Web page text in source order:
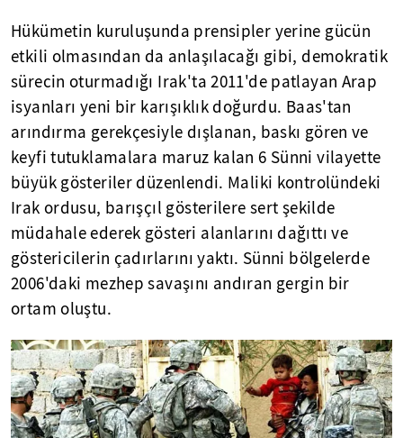
Hükümetin kuruluşunda prensipler yerine gücün
etkili olmasından da anlaşılacağı gibi, demokratik
sürecin oturmadığı Irak'ta 2011'de patlayan Arap
isyanları yeni bir karışıklık doğurdu. Baas'tan
arındırma gerekçesiyle dışlanan, baskı gören ve
keyfi tutuklamalara maruz kalan 6 Sünni vilayette
büyük gösteriler düzenlendi. Maliki kontrolündeki
Irak ordusu, barışçıl gösterilere sert şekilde
müdahale ederek gösteri alanlarını dağıttı ve
göstericilerin çadırlarını yaktı. Sünni bölgelerde
2006'daki mezhep savaşını andıran gergin bir
ortam oluştu.